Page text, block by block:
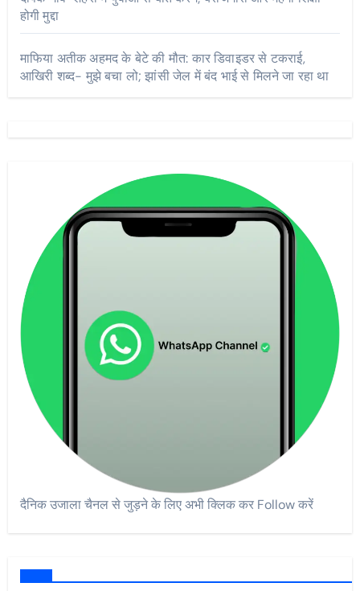
होगी मुद्दा
माफिया अतीक अहमद के बेटे की मौत: कार डिवाइडर से टकराई,
आखिरी शब्द- मुझे बचा लो; झांसी जेल में बंद भाई से मिलने जा रहा था
दैनिक उजाला चैनल से जुड़ने के लिए अभी क्लिक कर Follow करें